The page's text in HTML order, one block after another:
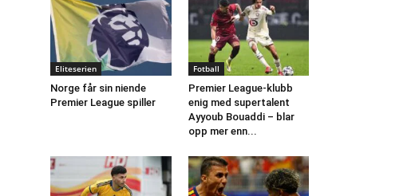
Eliteserien
Norge får sin niende
Premier League spiller
Fotball
Premier League-klubb
enig med supertalent
Ayyoub Bouaddi – blar
opp mer enn...